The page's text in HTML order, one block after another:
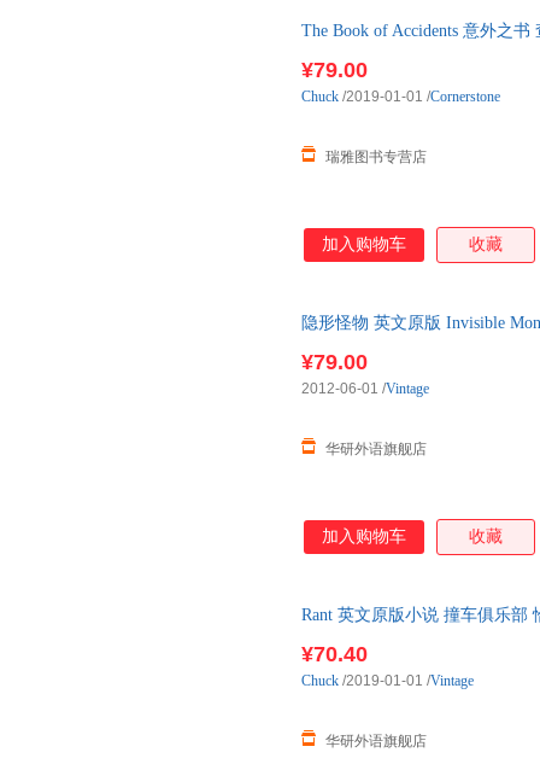
The Book of Accidents 意外之
¥79.00
瑞雅图书专营店
Chuck /2019-01-01 /Cornerstone
加入购物车 收藏
隐形怪物 英文原版 Invisible
¥79.00
华研外语旗舰店
2012-06-01 /Vintage
加入购物车 收藏
Rant 英文原版小说 撞车俱乐部
¥70.40
华研外语旗舰店
Chuck /2019-01-01 /Vintage